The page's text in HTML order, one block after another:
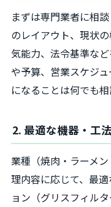
まずは専門業者に相
のレイアウト、現状
気能力、法令基準な
や予算、営業スケジ
になることは何でも相
2. 最適な機器・工
業種（焼肉・ラーメ
理内容に応じて、最
ョン（グリスフィル